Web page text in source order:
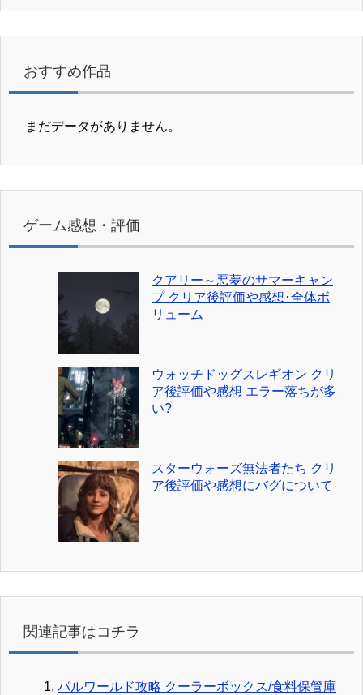
おすすめ作品
まだデータがありません。
ゲーム感想・評価
クアリー～悪夢のサマーキャン
プ クリア後評価や感想･全体ボ
リューム
ウォッチドッグスレギオン クリ
ア後評価や感想 エラー落ちが多
い?
スターウォーズ無法者たち クリ
ア後評価や感想にバグについて
関連記事はコチラ
パルワールド攻略 クーラーボックス/食料保管庫